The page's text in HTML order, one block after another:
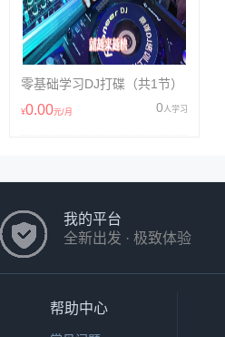
零基础学习DJ打碟（共1节）
¥0.00元/月 0人学习
我的平台
全新出发 · 极致体验
帮助中心